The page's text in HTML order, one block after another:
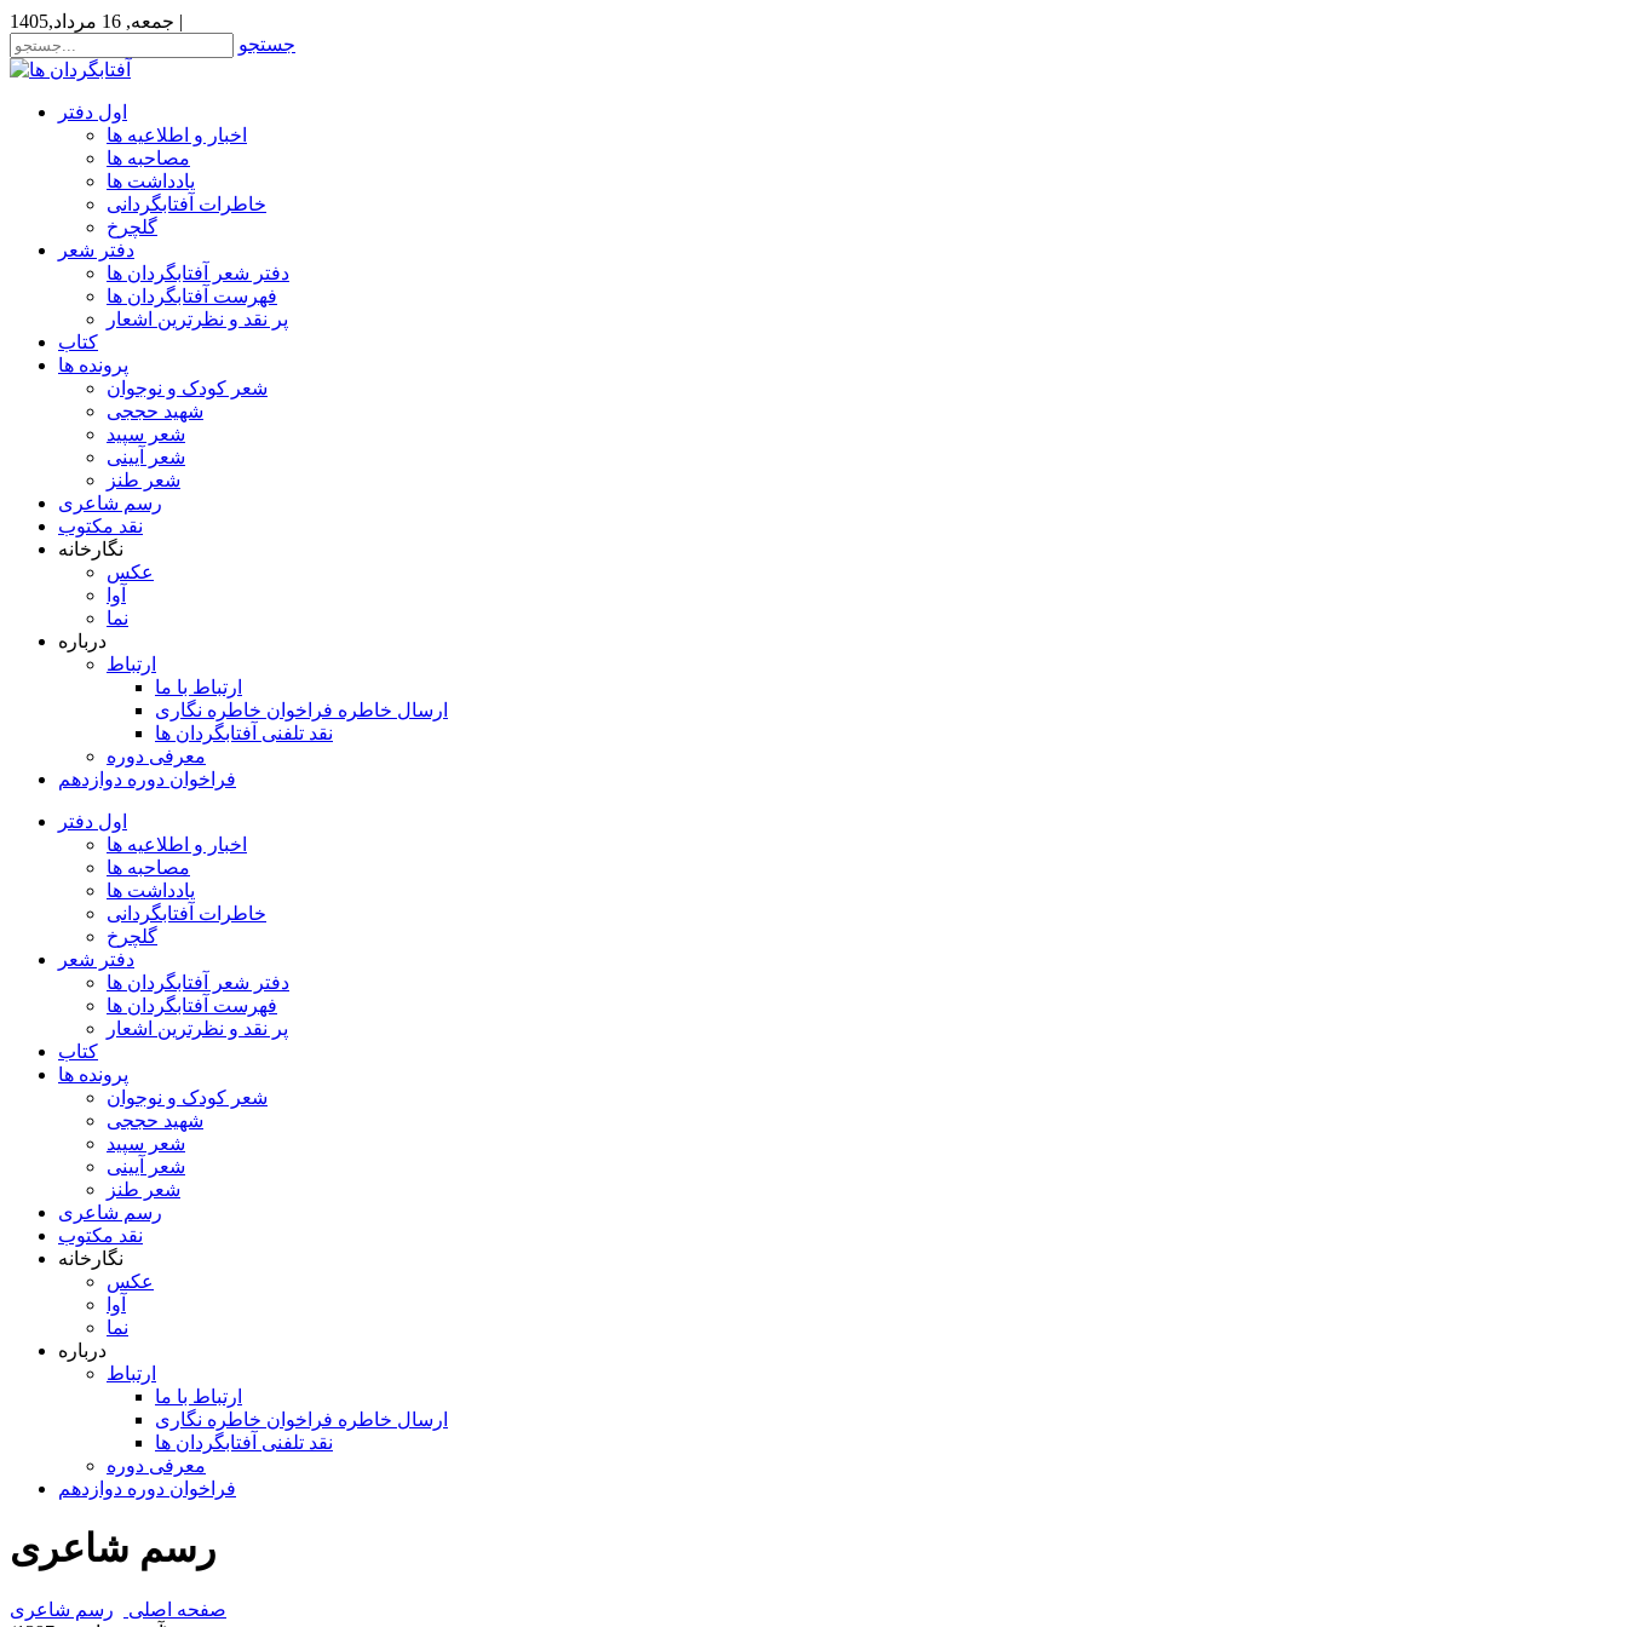
جمعه, 16 مرداد,1405 |
جستجو
اول دفتر
اخبار و اطلاعیه ها
مصاحبه ها
یادداشت ها
خاطرات آفتابگردانی
گلچرخ
دفتر شعر
دفتر شعر آفتابگردان ها
فهرست آفتابگردان ها
پر نقد و نظرترین اشعار
کتاب
پرونده ها
شعر کودک و نوجوان
شهید حججی
شعر سپید
شعر آیینی
شعر طنز
رسم شاعری
نقد مکتوب
نگارخانه
عکس
آوا
نما
درباره
ارتباط
ارتباط با ما
ارسال خاطره فراخوان خاطره نگاری
نقد تلفنی آفتابگردان ها
معرفی دوره
فراخوان دوره دوازدهم
اول دفتر
اخبار و اطلاعیه ها
مصاحبه ها
یادداشت ها
خاطرات آفتابگردانی
گلچرخ
دفتر شعر
دفتر شعر آفتابگردان ها
فهرست آفتابگردان ها
پر نقد و نظرترین اشعار
کتاب
پرونده ها
شعر کودک و نوجوان
شهید حججی
شعر سپید
شعر آیینی
شعر طنز
رسم شاعری
نقد مکتوب
نگارخانه
عکس
آوا
نما
درباره
ارتباط
ارتباط با ما
ارسال خاطره فراخوان خاطره نگاری
نقد تلفنی آفتابگردان ها
معرفی دوره
فراخوان دوره دوازدهم
رسم شاعری
صفحه اصلی
رسم شاعری